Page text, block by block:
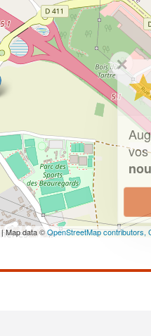
| Map data ©OpenStreetMap contributors,
✕
Vous êtes
Augmentez votre
vosmarges tout en
nouveaux clients!
En